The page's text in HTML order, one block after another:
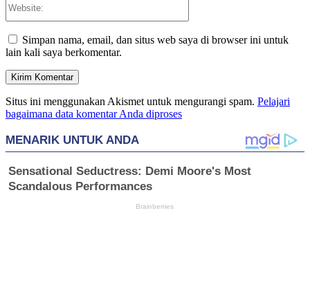
Simpan nama, email, dan situs web saya di browser ini untuk
lain kali saya berkomentar.
Situs ini menggunakan Akismet untuk mengurangi spam. Pelajari
bagaimana data komentar Anda diproses